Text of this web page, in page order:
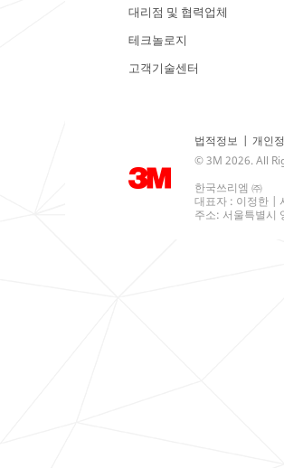
대리점 및 협력업체
테크놀로지
고객기술센터
법적정보 | 개인
© 3M 2026. All
한국쓰리엠 ㈜
대표자 : 이정한 |
주소: 서울특별시